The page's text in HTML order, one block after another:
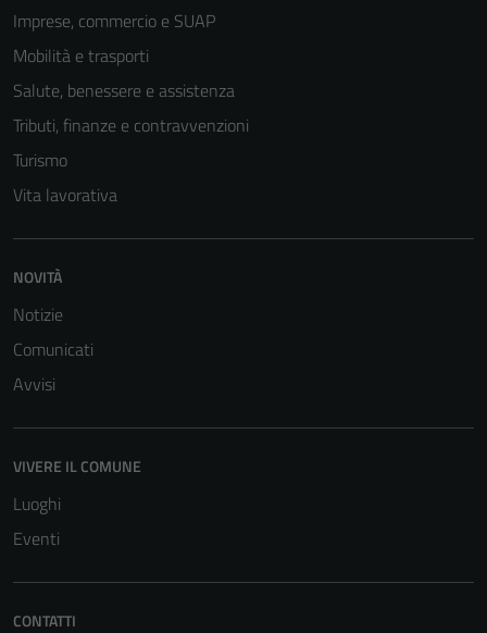
Imprese, commercio e SUAP
Mobilità e trasporti
Salute, benessere e assistenza
Tributi, finanze e contravvenzioni
Turismo
Vita lavorativa
NOVITÀ
Notizie
Comunicati
Avvisi
VIVERE IL COMUNE
Luoghi
Eventi
CONTATTI